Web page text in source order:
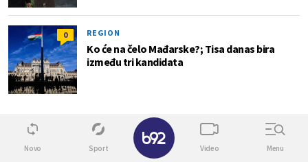
0 REGION
Ko će na čelo Mađarske?; Tisa danas bira
između tri kandidata
Lokal
Novo Sport Video Menu
✕